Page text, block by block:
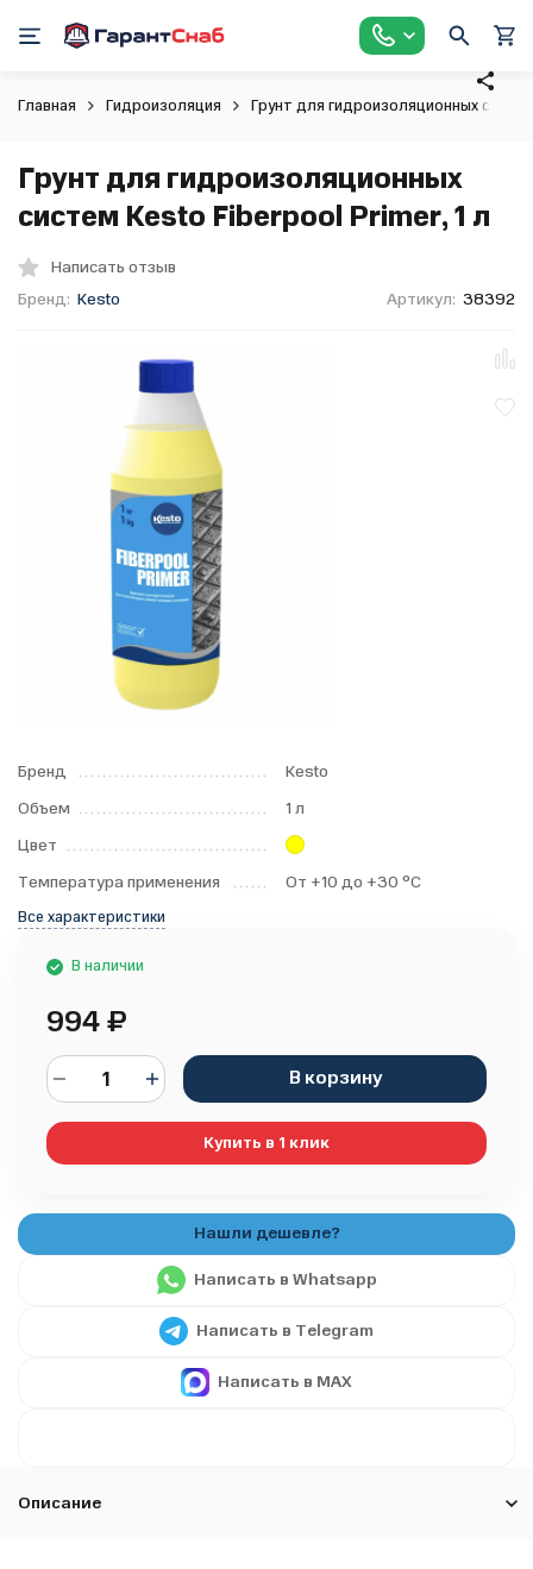
Главная Гидроизоляция Грунт для гидроизоляционных
Грунт для гидроизоляционных
систем Kesto Fiberpool Primer, 1 л
Написать отзыв
Бренд: Kesto Артикул: 38392
Бренд
Kesto
Объем
1 л
Цвет
Температура применения
От +10 до +30 °С
Все характеристики
В наличии
994₽
В корзину
Купить в 1 клик
Написать в Whatsapp
Написать в Telegram
Написать в MAX
Описание